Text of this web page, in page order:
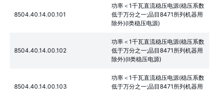
8504.40.14.00.101
功率＜1千瓦直流稳压电源(稳压系数
低于万分之一;品目8471所列机器用
除外)(Ⅰ类稳压电源)
8504.40.14.00.102
功率＜1千瓦直流稳压电源(稳压系数
低于万分之一;品目8471所列机器用
除外)(Ⅱ类稳压电源)
8504.40.14.00.103
功率＜1千瓦直流稳压电源(稳压系数
低于万分之一;品目8471所列机器用